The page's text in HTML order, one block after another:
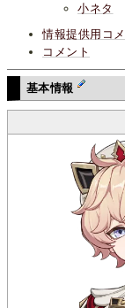
小ネタ
情報提供用コ
コメント
基本情報